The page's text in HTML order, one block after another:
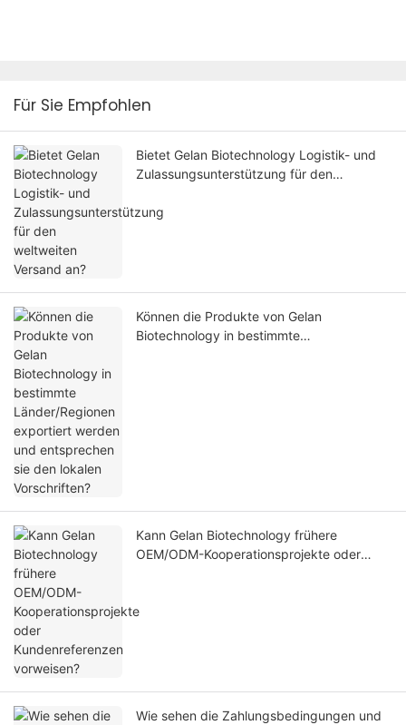
Für Sie Empfohlen
Bietet Gelan Biotechnology Logistik- und
Zulassungsunterstützung für den
Können die Produkte von Gelan
Biotechnology in bestimmte
Kann Gelan Biotechnology frühere
OEM/ODM-Kooperationsprojekte oder
Wie sehen die Zahlungsbedingungen und